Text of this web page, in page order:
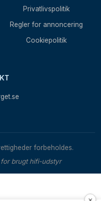
Privatlivspolitik
Regler for annoncering
Cookiepolitik
forbeholdes.
brugt hifi-udstyr